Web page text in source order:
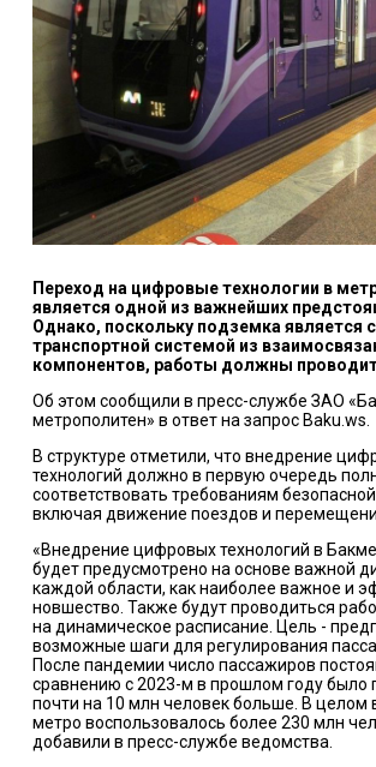
Переход на цифровые технологии в
является одной из важнейших
Однако, поскольку подземка является
транспортной системой из
компонентов, работы должны
Об этом сообщили в пресс-службе ЗАО
метрополитен» в ответ на запрос Baku.ws.
В структуре отметили, что внедрение
технологий должно в первую очередь
соответствовать требованиям
включая движение поездов и
«Внедрение цифровых технологий в
будет предусмотрено на основе важной
каждой области, как наиболее важное и
новшество. Также будут проводиться
на динамическое расписание. Цель -
возможные шаги для регулирования
После пандемии число пассажиров
сравнению с 2023-м в прошлом году было
почти на 10 млн человек больше. В целом
метро воспользовалось более 230 млн
добавили в пресс-службе ведомства.